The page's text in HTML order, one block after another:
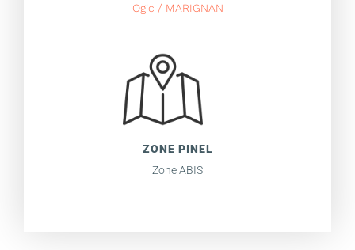
Ogic / MARIGNAN
ZONE PINEL
Zone ABIS